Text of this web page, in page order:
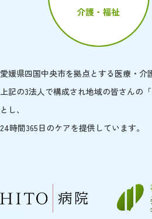
愛媛県四国中央市を拠点とする医療・介
上記の3法人で構成され地域の皆さんの
とし、
24時間365日のケアを提供しています。